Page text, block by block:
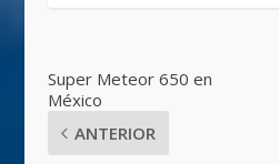
Super Meteor 650 en
México
ANTERIOR